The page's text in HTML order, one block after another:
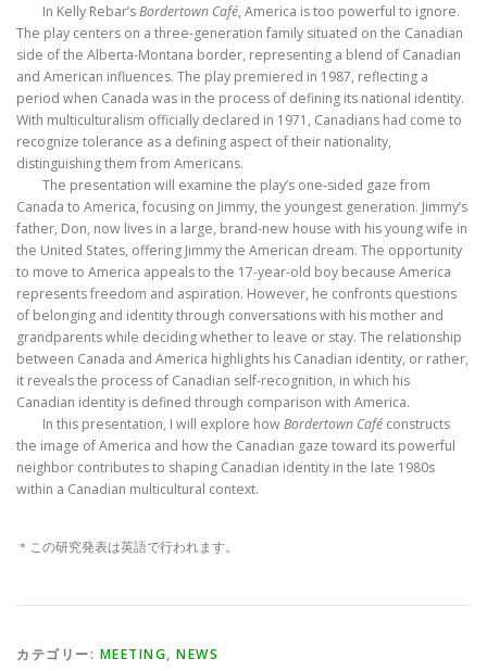
In Kelly Rebar’sBordertown Café, America is too powerful to ignore.
The play centers on a three-generation family situated on the Canadian
side of the Alberta-Montana border, representing a blend of Canadian
and American influences. The play premiered in 1987, reflecting a
period when Canada was in the process of defining its national identity.
With multiculturalism officially declared in 1971, Canadians had come to
recognize tolerance as a defining aspect of their nationality,
distinguishing them from Americans.
The presentation will examine the play’s one-sided gaze from
Canada to America, focusing on Jimmy, the youngest generation. Jimmy’s
father, Don, now lives in a large, brand-new house with his young wife in
the United States, offering Jimmy the American dream. The opportunity
to move to America appeals to the 17-year-old boy because America
represents freedom and aspiration. However, he confronts questions
of belonging and identity through conversations with his mother and
grandparents while deciding whether to leave or stay. The relationship
between Canada and America highlights his Canadian identity, or rather,
it reveals the process of Canadian self-recognition, in which his
Canadian identity is defined through comparison with America.
In this presentation, I will explore howBordertown Café constructs
the image of America and how the Canadian gaze toward its powerful
neighbor contributes to shaping Canadian identity in the late 1980s
within a Canadian multicultural context.
＊この研究発表は英語で行われます。
カテゴリー: MEETING, NEWS